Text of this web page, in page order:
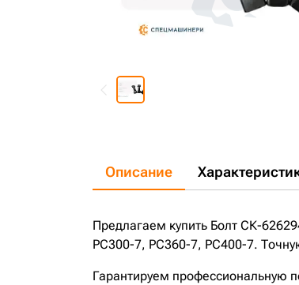
Описание
Предлагаем купить Болт СК-
PC300-7, PC360-7, PC400-7.
Гарантируем профессиональную